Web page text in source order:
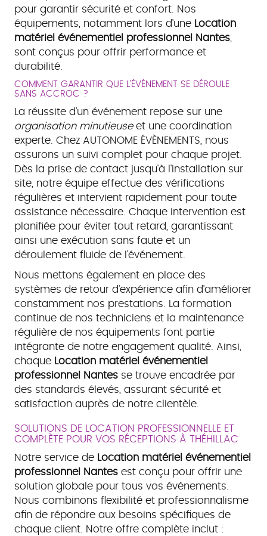
pour garantir sécurité et confort. Nos
équipements, notamment lors d'une Location
matériel événementiel professionnel Nantes,
sont conçus pour offrir performance et
durabilité.
COMMENT GARANTIR QUE L'ÉVÉNEMENT SE DÉROULE
SANS ACCROC ?
La réussite d'un événement repose sur une
organisation minutieuseet une coordination
experte. Chez AUTONOME ÉVÈNEMENTS, nous
assurons un suivi complet pour chaque projet.
Dès la prise de contact jusqu'à l'installation sur
site, notre équipe effectue des vérifications
régulières et intervient rapidement pour toute
assistance nécessaire. Chaque intervention est
planifiée pour éviter tout retard, garantissant
ainsi une exécution sans faute et un
déroulement fluide de l'événement.
Nous mettons également en place des
systèmes de retour d'expérience afin d'améliorer
constamment nos prestations. La formation
continue de nos techniciens et la maintenance
régulière de nos équipements font partie
intégrante de notre engagement qualité. Ainsi,
chaque Location matériel événementiel
professionnel Nantesse trouve encadrée par
des standards élevés, assurant sécurité et
satisfaction auprès de notre clientèle.
SOLUTIONS DE LOCATION PROFESSIONNELLE ET
COMPLÈTE POUR VOS RÉCEPTIONS À THÉHILLAC
Notre service de Location matériel événementiel
professionnel Nantesest conçu pour offrir une
solution globale pour tous vos événements.
Nous combinons flexibilité et professionnalisme
afin de répondre aux besoins spécifiques de
chaque client. Notre offre complète inclut :